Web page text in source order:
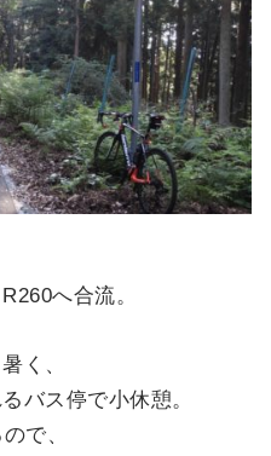
へ合流。
く、
バス停で小休憩。
で、